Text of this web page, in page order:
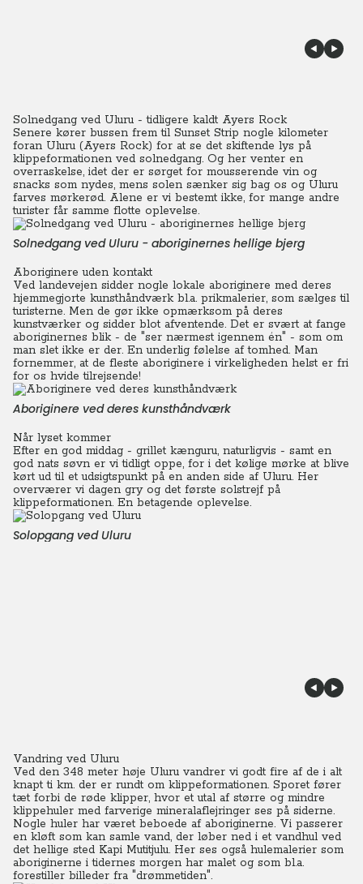
Solnedgang ved Uluru - tidligere kaldt Ayers Rock
Senere kører bussen frem til Sunset Strip nogle kilometer
foran Uluru (Ayers Rock) for at se det skiftende lys på
klippeformationen ved solnedgang. Og her venter en
overraskelse, idet der er sørget for mousserende vin og
snacks som nydes, mens solen sænker sig bag os og Uluru
farves mørkerød. Alene er vi bestemt ikke, for mange andre
turister får samme flotte oplevelse.
Solnedgang ved Uluru - aboriginernes hellige bjerg
Aboriginere uden kontakt
Ved landevejen sidder nogle lokale aboriginere med deres
hjemmegjorte kunsthåndværk bl.a. prikmalerier, som sælges til
turisterne. Men de gør ikke opmærksom på deres
kunstværker og sidder blot afventende. Det er svært at fange
aboriginernes blik - de "ser nærmest igennem én" - som om
man slet ikke er der. En underlig følelse af tomhed. Man
fornemmer, at de fleste aboriginere i virkeligheden helst er fri
for os hvide tilrejsende!
Aboriginere ved deres kunsthåndværk
Når lyset kommer
Efter en god middag - grillet kænguru, naturligvis - samt en
god nats søvn er vi tidligt oppe, for i det kølige mørke at blive
kørt ud til et udsigtspunkt på en anden side af Uluru. Her
overværer vi dagen gry og det første solstrejf på
klippeformationen. En betagende oplevelse.
Solopgang ved Uluru
Vandring ved Uluru
Ved den 348 meter høje Uluru vandrer vi godt fire af de i alt
knapt ti km. der er rundt om klippeformationen. Sporet fører
tæt forbi de røde klipper, hvor et utal af større og mindre
klippehuler med farverige mineralaflejringer ses på siderne.
Nogle huler har været beboede af aboriginerne. Vi passerer
en kløft som kan samle vand, der løber ned i et vandhul ved
det hellige sted Kapi Mutitjulu. Her ses også hulemalerier som
aboriginerne i tidernes morgen har malet og som bl.a.
forestiller billeder fra "drømmetiden".